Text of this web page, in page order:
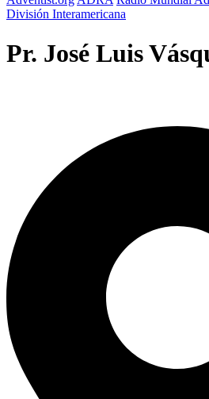
División Interamericana
Pr. José Luis